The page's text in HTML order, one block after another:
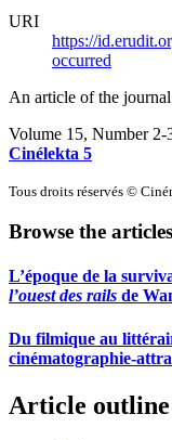
URI
https://
occurred
An article of the journal
Volume 15, Number 2-
Cinélekta 5
Tous droits réservés ©
Browse the
L’époque de la
l’ouest des rails de
Du filmique au
cinématographie-
Article outline